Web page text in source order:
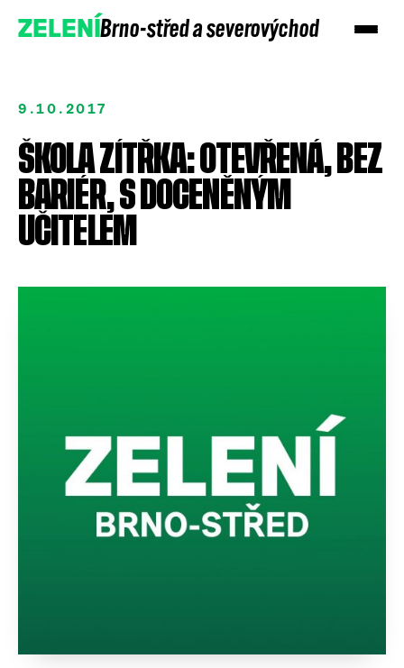
ZELENÍBrno-střed a severovýchod
9.10.2017
ŠKOLA ZÍTŘKA: OTEVŘENÁ, BEZ
BARIÉR, S DOCENĚNÝM
UČITELEM